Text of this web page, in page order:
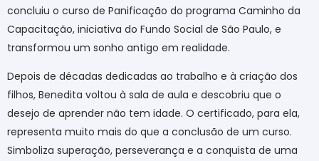
concluiu o curso de Panificação do programa Caminho da
Capacitação, iniciativa do Fundo Social de São Paulo, e
transformou um sonho antigo em realidade.
Depois de décadas dedicadas ao trabalho e à criação dos
filhos, Benedita voltou à sala de aula e descobriu que o
desejo de aprender não tem idade. O certificado, para ela,
representa muito mais do que a conclusão de um curso.
Simboliza superação, perseverança e a conquista de uma